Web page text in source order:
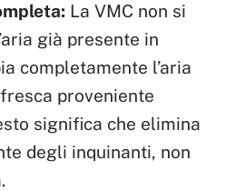
La VMC non si
già presente in
completamente l’aria
proveniente
significa che elimina
degli inquinanti, non